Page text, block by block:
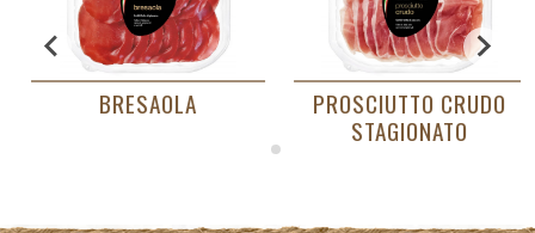
BRESAOLA PROSCIUTTO CRUDO
STAGIONATO